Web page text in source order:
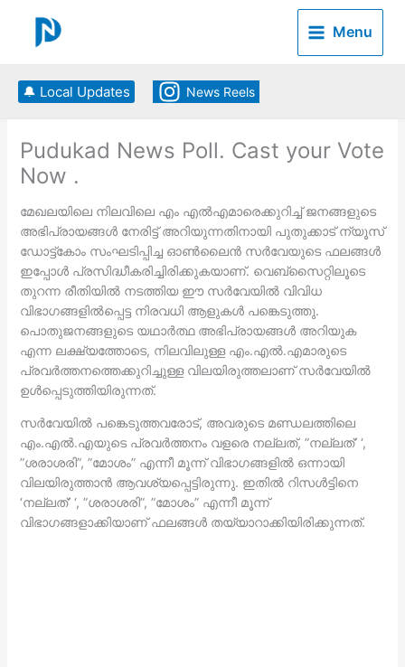
content
Menu
🔔 Local Updates News Reels
Pudukad News Poll. Cast your Vote
Now .
മേഖലയിലെ നിലവിലെ എം എല്‍എമാരെക്കുറിച്ച് ജനങ്ങളുടെ
അഭിപ്രായങ്ങള്‍ നേരിട്ട് അറിയുന്നതിനായി പുതുക്കാട് ന്യൂസ്
ഡോട്ട്കോം സംഘടിപ്പിച്ച ഓണ്‍ലൈന്‍ സര്‍വേയുടെ ഫലങ്ങള്‍
ഇപ്പോള്‍ പ്രസിദ്ധീകരിച്ചിരിക്കുകയാണ്. വെബ്‌സൈറ്റിലൂടെ
തുറന്ന രീതിയില്‍ നടത്തിയ ഈ സര്‍വേയില്‍ വിവിധ
വിഭാഗങ്ങളില്‍പ്പെട്ട നിരവധി ആളുകള്‍ പങ്കെടുത്തു.
പൊതുജനങ്ങളുടെ യഥാര്‍ത്ഥ അഭിപ്രായങ്ങള്‍ അറിയുക
എന്ന ലക്ഷ്യത്തോടെ, നിലവിലുള്ള എം.എല്‍.എമാരുടെ
പ്രവര്‍ത്തനത്തെക്കുറിച്ചുള്ള വിലയിരുത്തലാണ് സര്‍വേയില്‍
ഉള്‍പ്പെടുത്തിയിരുന്നത്.
സര്‍വേയില്‍ പങ്കെടുത്തവരോട്, അവരുടെ മണ്ഡലത്തിലെ
എം.എല്‍.എയുടെ പ്രവര്‍ത്തനം വളരെ നല്ലത്, ”നല്ലത്’ ‘,
”ശരാശരി”, ”മോശം” എന്നീ മൂന്ന് വിഭാഗങ്ങളില്‍ ഒന്നായി
വിലയിരുത്താന്‍ ആവശ്യപ്പെട്ടിരുന്നു. ഇതില്‍ റിസള്‍ട്ടിനെ
‘നല്ലത്’ ‘, ”ശരാശരി”, ”മോശം” എന്നീ മൂന്ന്
വിഭാഗങ്ങളാക്കിയാണ് ഫലങ്ങള്‍ തയ്യാറാക്കിയിരിക്കുന്നത്.